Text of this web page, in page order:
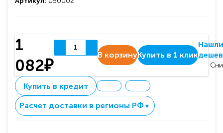
1
082₽
В корзинуКупить в 1 клик
Нашли
Купить в кредит
Расчет доставки в регионы РФ ▼